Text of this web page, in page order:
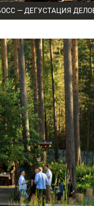
— ДЕГУСТАЦИЯ